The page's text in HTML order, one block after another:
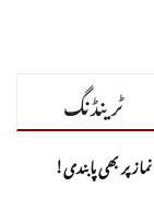
ٹرینڈنگ